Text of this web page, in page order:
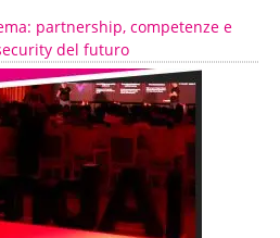
partnership, competenze e
del futuro